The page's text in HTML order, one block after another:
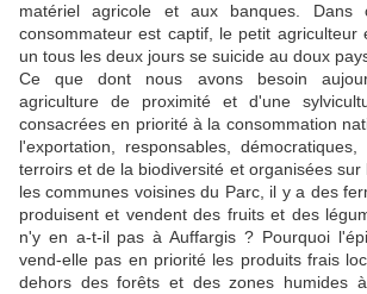
matériel agricole et aux banques.
consommateur est captif, le petit
un tous les deux jours se suicide au doux
Ce que dont nous avons besoin
agriculture de proximité et d'une
consacrées en priorité à la consommation
l'exportation, responsables,
terroirs et de la biodiversité et organisées
les communes voisines du Parc, il y a des
produisent et vendent des fruits et des
n'y en a-t-il pas à Auffargis ? Pourquoi
vend-elle pas en priorité les produits frais
dehors des forêts et des zones humides